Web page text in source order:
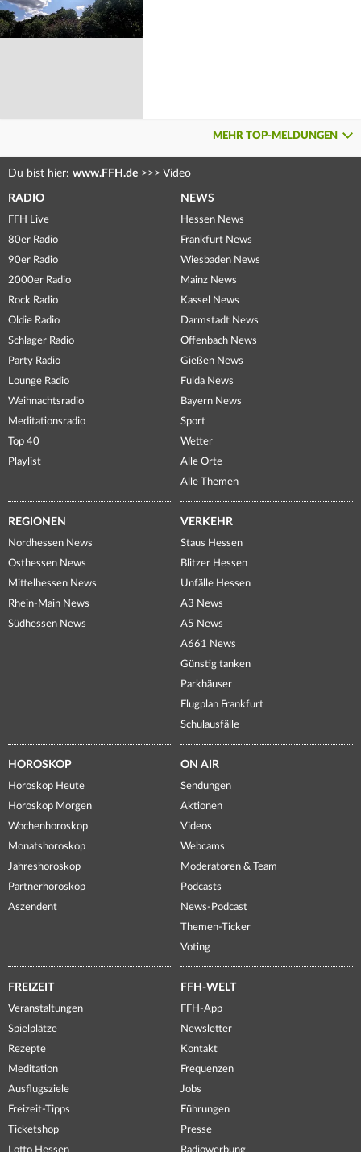
MEHR TOP-MELDUNGEN
Du bist hier: www.FFH.de >>> Video
RADIO
FFH Live
80er Radio
90er Radio
2000er Radio
Rock Radio
Oldie Radio
Schlager Radio
Party Radio
Lounge Radio
Weihnachtsradio
Meditationsradio
Top 40
Playlist
NEWS
Hessen News
Frankfurt News
Wiesbaden News
Mainz News
Kassel News
Darmstadt News
Offenbach News
Gießen News
Fulda News
Bayern News
Sport
Wetter
Alle Orte
Alle Themen
REGIONEN
Nordhessen News
Osthessen News
Mittelhessen News
Rhein-Main News
Südhessen News
VERKEHR
Staus Hessen
Blitzer Hessen
Unfälle Hessen
A3 News
A5 News
A661 News
Günstig tanken
Parkhäuser
Flugplan Frankfurt
Schulausfälle
HOROSKOP
Horoskop Heute
Horoskop Morgen
Wochenhoroskop
Monatshoroskop
Jahreshoroskop
Partnerhoroskop
Aszendent
ON AIR
Sendungen
Aktionen
Videos
Webcams
Moderatoren & Team
Podcasts
News-Podcast
Themen-Ticker
Voting
FREIZEIT
Veranstaltungen
Spielplätze
Rezepte
Meditation
Ausflugsziele
Freizeit-Tipps
Ticketshop
Lotto Hessen
FFH-WELT
FFH-App
Newsletter
Kontakt
Frequenzen
Jobs
Führungen
Presse
Radiowerbung